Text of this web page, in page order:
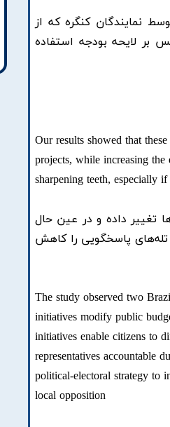
نمایندگان کنگره که از
بر لایحه بودجه استفاده
Our results showed that
projects, while increasing
sharpening teeth, especially
تغییر داده و در عین حال
تله‌های پاسخگویی را کاهش
The study observed two
initiatives modify public
initiatives enable citizens to
representatives accountable
political-electoral strategy to
local opposition